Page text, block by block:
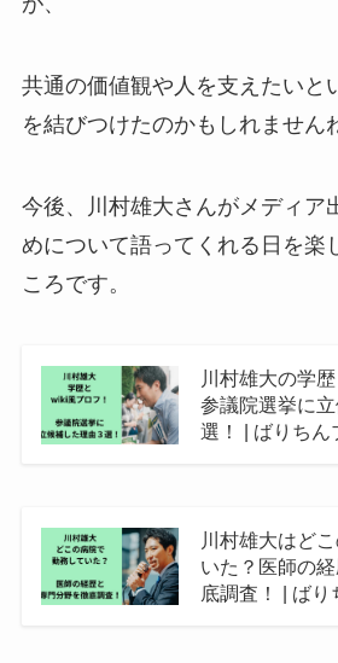
共通の価値観や人を支えたいと
を結びつけたのかもしれません
今後、川村雄大さんがメディア
めについて語ってくれる日を楽
ころです。
川村雄大の学
参議院選挙に
選！ | ばりちん
川村雄大はど
いた？医師の
底調査！ | ばり